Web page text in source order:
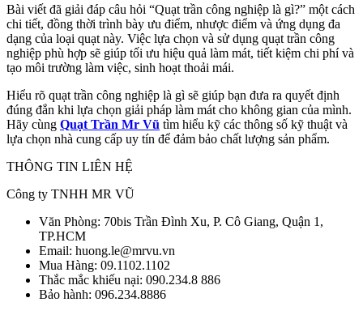
Bài viết đã giải đáp câu hỏi “Quạt trần công nghiệp là gì?” một cách
chi tiết, đồng thời trình bày ưu điểm, nhược điểm và ứng dụng đa
dạng của loại quạt này. Việc lựa chọn và sử dụng quạt trần công
nghiệp phù hợp sẽ giúp tối ưu hiệu quả làm mát, tiết kiệm chi phí và
tạo môi trường làm việc, sinh hoạt thoải mái.
Hiểu rõ quạt trần công nghiệp là gì sẽ giúp bạn đưa ra quyết định
đúng đắn khi lựa chọn giải pháp làm mát cho không gian của mình.
Hãy cùng Quạt Trần Mr Vũ tìm hiểu kỹ các thông số kỹ thuật và
lựa chọn nhà cung cấp uy tín để đảm bảo chất lượng sản phẩm.
THÔNG TIN LIÊN HỆ
Công ty TNHH MR VŨ
Văn Phòng: 70bis Trần Đình Xu, P. Cô Giang, Quận 1,
TP.HCM
Email: huong.le@mrvu.vn
Mua Hàng: 09.1102.1102
Thắc mắc khiếu nại: 090.234.8 886
Bảo hành: 096.234.8886